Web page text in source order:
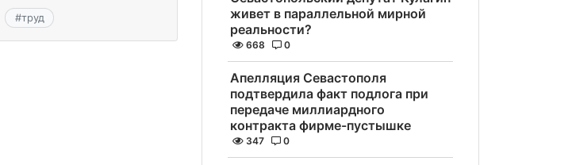
#труд
живет в параллельной мирной
реальности?
668 0
Апелляция Севастополя
подтвердила факт подлога при
передаче миллиардного
контракта фирме-пустышке
347 0